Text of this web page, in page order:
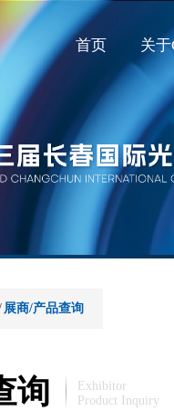
首页 关于
展商/产品查询
询
Exhibitor
Product Inquiry